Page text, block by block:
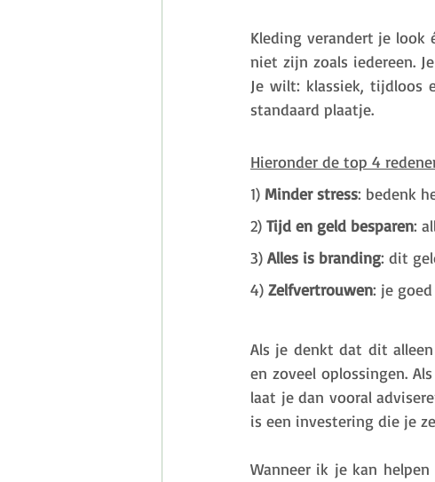
Kleding verandert je look
niet zijn zoals iedereen.
Je wilt: klassiek, tijdloos
standaard plaatje.
Hieronder de top 4
1) Minder stress: bedenk
2) Tijd en geld besparen:
3) Alles is branding: dit
4) Zelfvertrouwen: je
Als je denkt dat dit
en zoveel oplossingen.
laat je dan vooral
is een investering die je
Wanneer ik je kan